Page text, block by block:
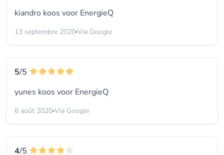
kiandro koos voor EnergieQ
13 septembre 2020 Via Google
5/5
yunes koos voor EnergieQ
6 août 2020 Via Google
4/5